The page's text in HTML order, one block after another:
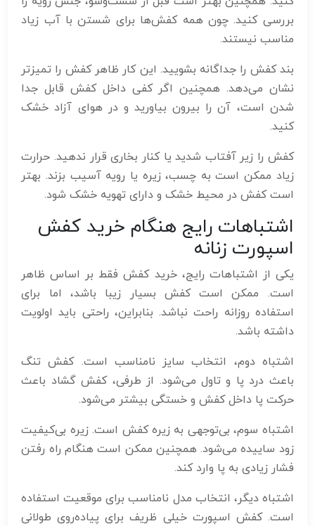
بررسی کنید. چون همه کفش‌ها برای شستن با آب زیاد
مناسب نیستند.
بند کفش را جداگانه بشویید. این کار ظاهر کفش را تمیزتر
نشان می‌دهد. همچنین اگر کفی داخل کفش قابل جدا
شدن است، آن را بیرون بیاورید و در هوای آزاد خشک
کنید.
کفش را زیر آفتاب شدید یا کنار بخاری قرار ندهید. حرارت
زیاد ممکن است به چسب، زیره یا رویه آسیب بزند. بهتر
است کفش در محیط خشک و دارای تهویه خشک شود.
اشتباهات رایج هنگام خرید کفش
اسپورت زنانه
یکی از اشتباهات رایج، خرید کفش فقط بر اساس ظاهر
است. ممکن است کفش بسیار زیبا باشد، اما برای
استفاده روزانه راحت نباشد. بنابراین، راحتی باید اولویت
داشته باشد.
اشتباه دوم، انتخاب سایز نامناسب است. کفش تنگ
باعث درد پا و تاول می‌شود. از طرفی، کفش گشاد باعث
حرکت پا داخل کفش و خستگی بیشتر می‌شود.
اشتباه سوم، بی‌توجهی به زیره کفش است. زیره بی‌کیفیت
زود ساییده می‌شود. همچنین ممکن است هنگام راه رفتن
فشار زیادی به پا وارد کند.
اشتباه دیگر، انتخاب مدل نامناسب برای موقعیت استفاده
است. کفش اسپورت خیلی ظریف برای پیاده‌روی طولانی